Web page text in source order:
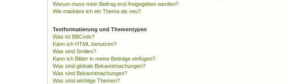
Warum muss mein Beitrag erst freigegeben werden?
Wie markiere ich ein Thema als neu?
Textformatierung und Thementypen
Was ist BBCode?
Kann ich HTML benutzen?
Was sind Smilies?
Kann ich Bilder in meine Beiträge einfügen?
Was sind globale Bekanntmachungen?
Was sind Bekanntmachungen?
Was sind wichtige Themen?